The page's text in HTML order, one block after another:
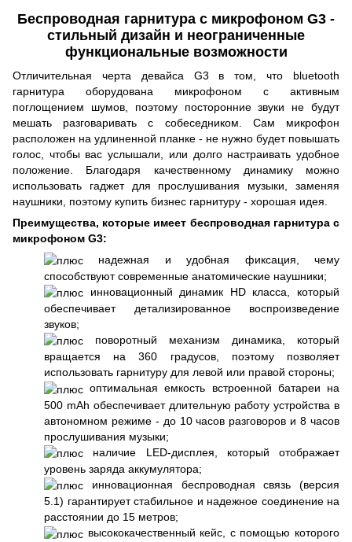
Беспроводная гарнитура с микрофоном G3 -
стильный дизайн и неограниченные
функциональные возможности
Отличительная черта девайса G3 в том, что bluetooth
гарнитура оборудована микрофоном с активным
поглощением шумов, поэтому посторонние звуки не будут
мешать разговаривать с собеседником. Сам микрофон
расположен на удлиненной планке - не нужно будет повышать
голос, чтобы вас услышали, или долго настраивать удобное
положение. Благодаря качественному динамику можно
использовать гаджет для прослушивания музыки, заменяя
наушники, поэтому купить бизнес гарнитуру - хорошая идея.
Преимущества, которые имеет беспроводная гарнитура с
микрофоном G3:
надежная и удобная фиксация, чему
способствуют современные анатомические наушники;
инновационный динамик HD класса, который
обеспечивает детализированное воспроизведение
звуков;
поворотный механизм динамика, который
вращается на 360 градусов, поэтому позволяет
использовать гарнитуру для левой или правой стороны;
оптимальная емкость встроенной батареи на
500 mAh обеспечивает длительную работу устройства в
автономном режиме - до 10 часов разговоров и 8 часов
прослушивания музыки;
наличие LED-дисплея, который отображает
уровень заряда аккумулятора;
инновационная беспроводная связь (версия
5.1) гарантирует стабильное и надежное соединение на
расстоянии до 15 метров;
высококачественный кейс, с помощью которого